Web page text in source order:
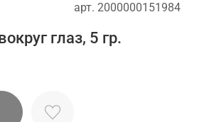
арт. 2000000151984
глаз, 5 гр.